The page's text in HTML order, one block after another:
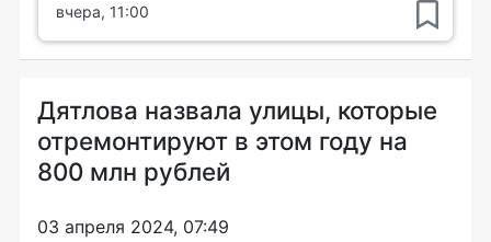
вчера, 11:00
Дятлова назвала улицы, которые
отремонтируют в этом году на
800 млн рублей
03 апреля 2024, 07:49